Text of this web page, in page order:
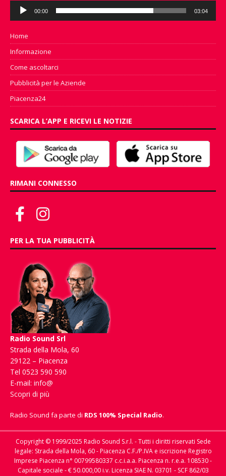
Audio
Player
00:00 03:04
Home
Informazione
Come ascoltarci
Pubblicità per le Aziende
Piacenza24
SCARICA L’APP E RICEVI LE NOTIZIE
RIMANI CONNESSO
PER LA TUA PUBBLICITÀ
Radio Sound Srl
Strada della Mola, 60
29122 – Piacenza
Tel 0523 590 590
E-mail: info@
Scopri di più
Radio Sound fa parte di RDS 100% Special Radio.
Copyright © 1999/2025 Radio Sound S.r.l. - Tutti i diritti riservati Sede
legale: Strada della Mola, 60 - Piacenza C.F./P.IVA e iscrizione Registro
Imprese Piacenza n° 00799580337 c.c.i.a.a. Piacenza n. r.e.a. 108530 -
Capitale sociale - € 50.000,00 i.v. Licenza SIAE N. 03701 - SCF 862/03